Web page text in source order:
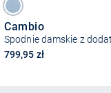
Cambio
799,95 zł